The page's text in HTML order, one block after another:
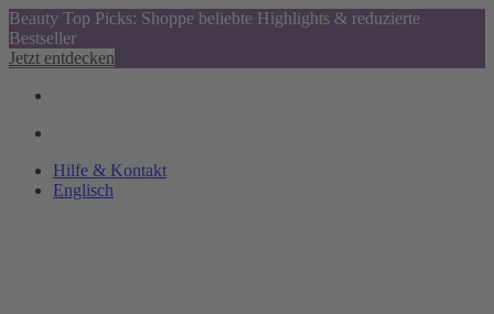
Beauty Top Picks: Shoppe beliebte Highlights & reduzierte
Bestseller
Jetzt entdecken
Hilfe & Kontakt
Englisch